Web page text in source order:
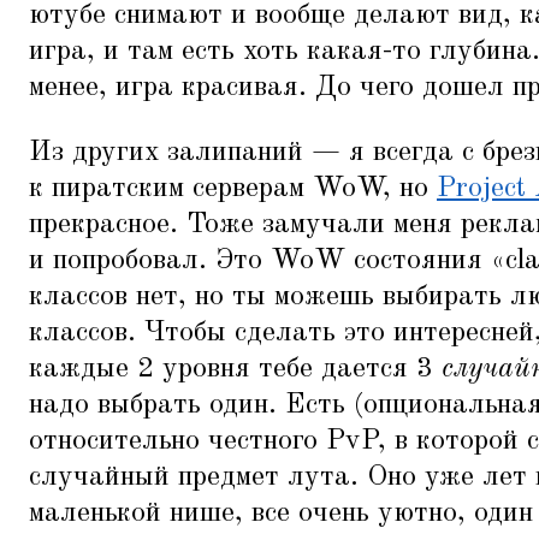
ютубе снимают и вообще делают вид,
игра, и там есть хоть какая-то
менее, игра красивая. До чего дошел
Из других залипаний — я всегда с
к пиратским серверам WoW, но Project
прекрасное. Тоже замучали меня
и попробовал. Это WoW состояния «
классов нет, но ты можешь выбирать
классов. Чтобы сделать это
каждые 2 уровня тебе дается 3
надо выбрать один. Есть
относительно честного PvP, в которой
случайный предмет лута. Оно уже лет
маленькой нише, все очень уютно, один